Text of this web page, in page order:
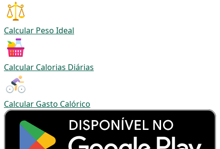
Calcular Peso Ideal
Calcular Calorias Diárias
Calcular Gasto Calórico